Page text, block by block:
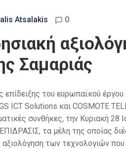
Atsalakis 0
Σαμαριάς
του ευρωπαϊκού
ICT Solutions και COSMOTE
συνθήκες, την Κυριακή 28
τα μέλη της οποίας
των τεχνολογιών